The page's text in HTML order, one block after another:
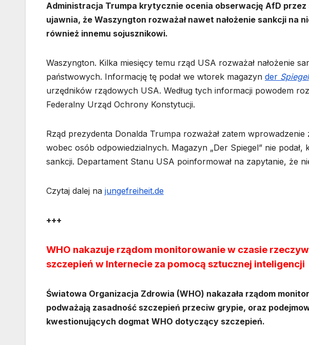
Administracja Trumpa krytycznie ocenia obserwację AfD
ujawnia, że Waszyngton rozważał nawet nałożenie sankcji na
również innemu sojusznikowi.
Waszyngton. Kilka miesięcy temu rząd USA rozważał nałożenie
państwowych. Informację tę podał we wtorek magazyn der Spiegel
urzędników rządowych USA. Według tych informacji powodem
Federalny Urząd Ochrony Konstytucji.
Rząd prezydenta Donalda Trumpa rozważał zatem
wobec osób odpowiedzialnych. Magazyn „Der Spiegel” nie podał,
sankcji. Departament Stanu USA poinformował na zapytanie, że
Czytaj dalej na jungefreiheit.de
+++
WHO nakazuje rządom monitorowanie w czasie
szczepień w Internecie za pomocą sztucznej inteligencji
Światowa Organizacja Zdrowia (WHO) nakazała rządom
podważają zasadność szczepień przeciw grypie, oraz
kwestionujących dogmat WHO dotyczący szczepień.